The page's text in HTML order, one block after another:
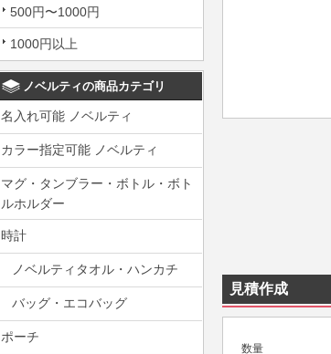
500円〜1000円
1000円以上
ノベルティの商品カテゴリ
名入れ可能 ノベルティ
カラー指定可能 ノベルティ
マグ・タンブラー・ボトル・ボト
ルホルダー
時計
ノベルティタオル・ハンカチ
バッグ・エコバッグ
ポーチ
見積作成
数量